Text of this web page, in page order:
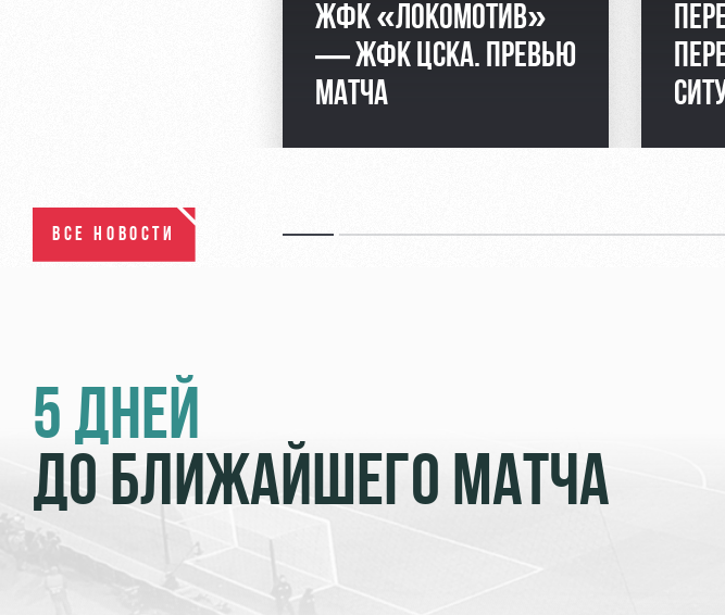
ЖФК «ЛОКОМОТИВ»
— ЖФК ЦСКА. ПРЕВЬЮ
МАТЧА
ВСЕ НОВОСТИ
5 ДНЕЙ
ДО БЛИЖАЙШЕГО МАТЧА